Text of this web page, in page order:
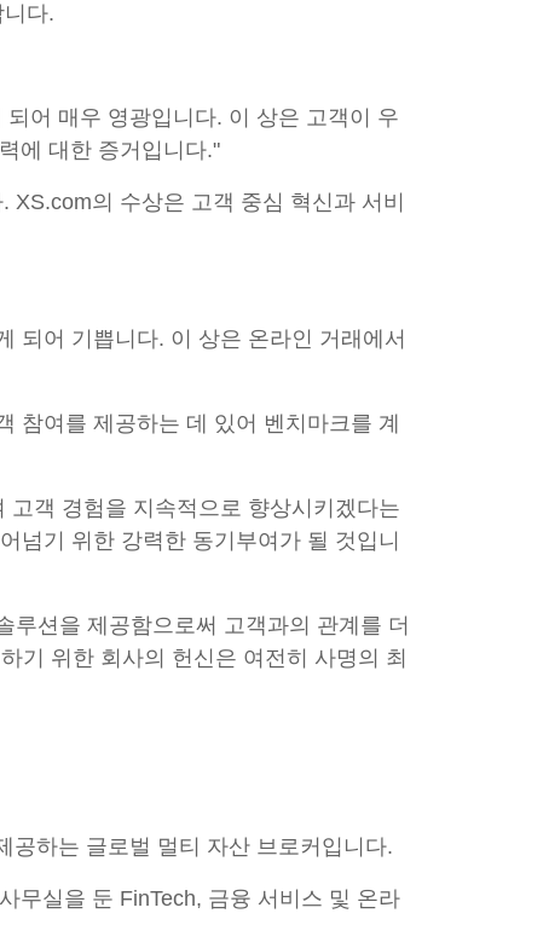
다.
어 매우 영광입니다. 이 상은 고객이 우
에 대한 증거입니다."
의 수상은 고객 중심 혁신과 서비
되어 기쁩니다. 이 상은 온라인 거래에서
참여를 제공하는 데 있어 벤치마크를 계
객 경험을 지속적으로 향상시키겠다는
넘기 위한 강력한 동기부여가 될 것입니
션을 제공함으로써 고객과의 관계를 더
기 위한 회사의 헌신은 여전히 사명의 최
공하는 글로벌 멀티 자산 브로커입니다.
무실을 둔 FinTech, 금융 서비스 및 온라